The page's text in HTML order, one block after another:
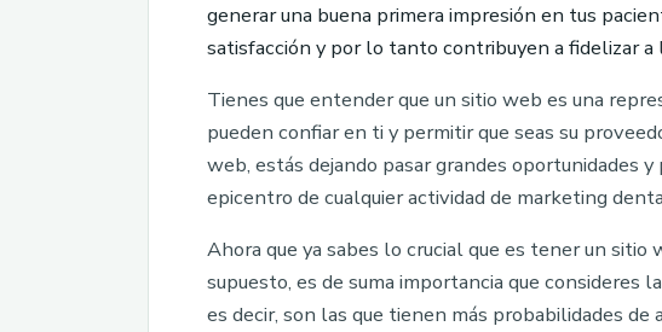
generar una buena primera impresión en tus
satisfacción y por lo tanto contribuyen a fidelizar
Tienes que entender que un sitio web es una
pueden confiar en ti y permitir que seas su
web, estás dejando pasar grandes oportunidades
epicentro de cualquier actividad de marketing
Ahora que ya sabes lo crucial que es tener un
supuesto, es de suma importancia que consideres
es decir, son las que tienen más probabilidades